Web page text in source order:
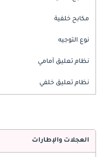
مكابح خلفية
نوع التوجيه
نظام تعليق أمامي
نظام تعليق خلفي
العجلات والإطارات